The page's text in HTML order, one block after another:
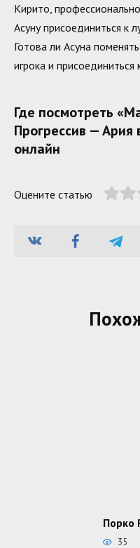
Кирито,
Асуну присоединиться к
Готова ли Асуна
игрока и присоединиться
Где посмотреть
Прогрессив — Ария
онлайн
Оцените статью
Порко
35